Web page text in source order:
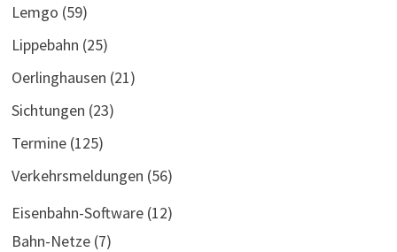
Lemgo (59)
Lippebahn (25)
Oerlinghausen (21)
Sichtungen (23)
Termine(125)
Verkehrsmeldungen (56)
Eisenbahn-Software(12)
Bahn-Netze(7)